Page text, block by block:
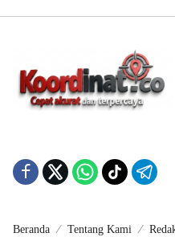
Beranda Tentang Kami